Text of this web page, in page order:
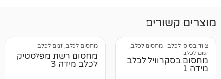
מחסום לכלב,
לכלב
מחסום לכלב, זמם לכלב
מחסום רשת מפלסטיק
לכלב מידה 3